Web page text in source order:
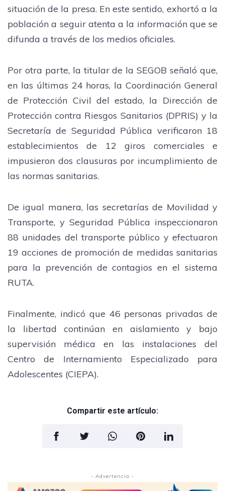
situación de la presa. En este sentido, exhortó a la
población a seguir atenta a la información que se
difunda a través de los medios oficiales.
Por otra parte, la titular de la SEGOB señaló que,
en las últimas 24 horas, la Coordinación General
de Protección Civil del estado, la Dirección de
Protección contra Riesgos Sanitarios (DPRIS) y la
Secretaría de Seguridad Pública verificaron 18
establecimientos de 12 giros comerciales e
impusieron dos clausuras por incumplimiento de
las normas sanitarias.
De igual manera, las secretarías de Movilidad y
Transporte, y Seguridad Pública inspeccionaron
88 unidades del transporte público y efectuaron
19 acciones de promoción de medidas sanitarias
para la prevención de contagios en el sistema
RUTA.
Finalmente, indicó que 46 personas privadas de
la libertad continúan en aislamiento y bajo
supervisión médica en las instalaciones del
Centro de Internamiento Especializado para
Adolescentes (CIEPA).
Compartir este artículo:
- Advertencia -